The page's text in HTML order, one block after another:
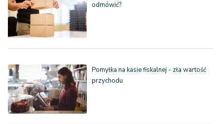
odmówić?
Pomyłka na kasie fiskalnej - zła wartość
przychodu